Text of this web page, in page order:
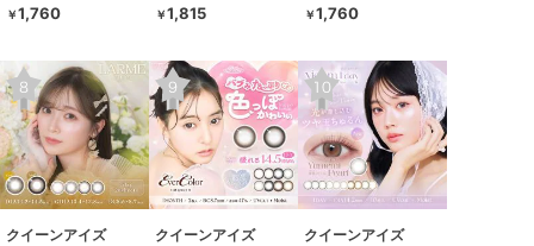
￥1,760 ￥1,815 ￥1,760
クイーンアイズ クイーンアイズ クイーンアイズ